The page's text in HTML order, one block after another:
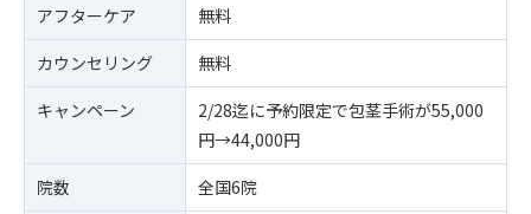
アフターケア
無料
カウンセリング
無料
キャンペーン
2/28迄に予約限定で包茎手術が55,000
円→44,000円
院数
全国6院